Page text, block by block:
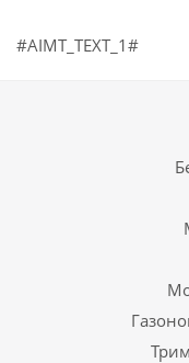
#AIMT_TEXT_1#